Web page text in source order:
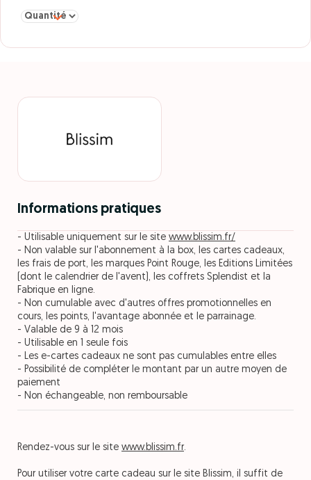
Sélectionner la quantité pour E-carte cadeau 50€
Informations pratiques
- Utilisable uniquement sur le site www.blissim.fr/
- Non valable sur l'abonnement à la box, les cartes cadeaux,
les frais de port, les marques Point Rouge, les Editions Limitées
(dont le calendrier de l'avent), les coffrets Splendist et la
Fabrique en ligne.
- Non cumulable avec d'autres offres promotionnelles en
cours, les points, l'avantage abonnée et le parrainage.
- Valable de 9 à 12 mois
- Utilisable en 1 seule fois
- Les e-cartes cadeaux ne sont pas cumulables entre elles
- Possibilité de compléter le montant par un autre moyen de
paiement
- Non échangeable, non remboursable
Rendez-vous sur le site www.blissim.fr.
Pour utiliser votre carte cadeau sur le site Blissim, il suffit de